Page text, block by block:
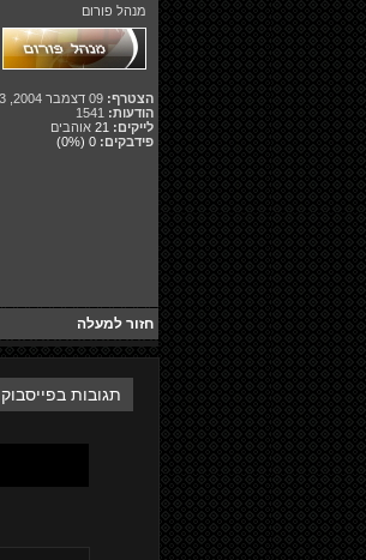
מנהל פורום
הצטרף:
הודעות:
לייקים: 21 אוהבים
פידבקים: 0
(0%)
חזור למעלה
תגובות בפייסבוק